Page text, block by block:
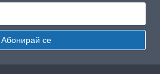
Абонирай се